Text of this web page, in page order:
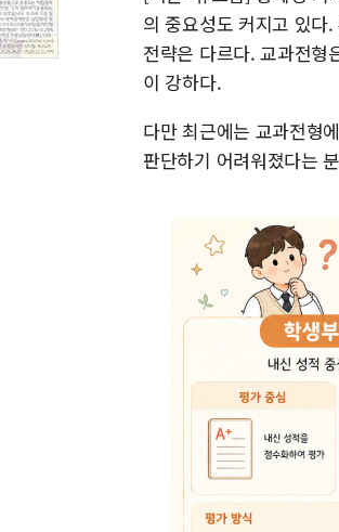
의 중요성도 커지고 있다
전략은 다르다. 교과전형
이 강하다.
다만 최근에는 교과전형
판단하기 어려워졌다는